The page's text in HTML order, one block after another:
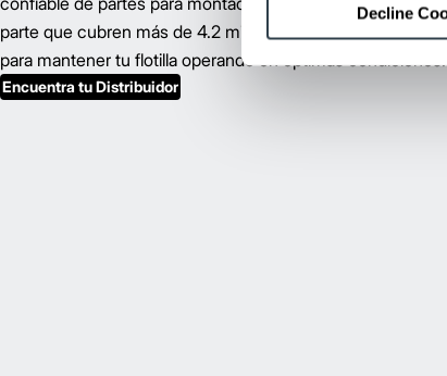
Decline
parte que cubren más de 4.2 millones de aplicaciones,
para mantener tu flotilla operando en óptimas condiciones.
Encuentra tu Distribuidor